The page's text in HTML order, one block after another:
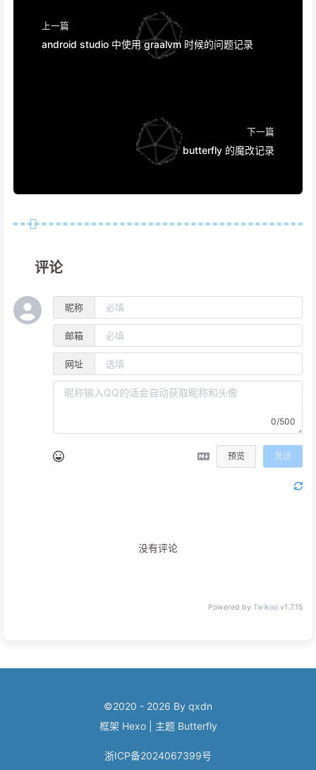
上一篇
android studio 中使用 graalvm 时候的问题记录
下一篇
butterfly 的魔改记录
评论
昵称
邮箱
网址
0/500
预览 发送
没有评论
Powered by Twikoo v1.7.15
©2020 - 2026 By qxdn
框架 Hexo 主题 Butterfly
浙ICP备2024067399号